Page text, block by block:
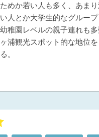
めか若い人も多く、あま
人とか大学生的なグルー
稚園レベルの親子連れも
浦観光スポット的な地位
。